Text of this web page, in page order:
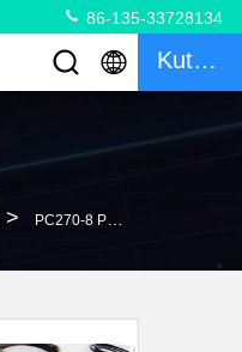
86-135-33728134
Kutipan
> PC270-8 PC270LC-8 Boom Arm Bucket Seal Kit 707-99-59320 Kit Perbaikan 707-99-59740 Silinder Hidraulik 707-99-59020